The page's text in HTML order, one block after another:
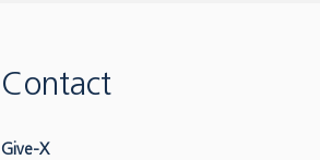
Contact
Give-X